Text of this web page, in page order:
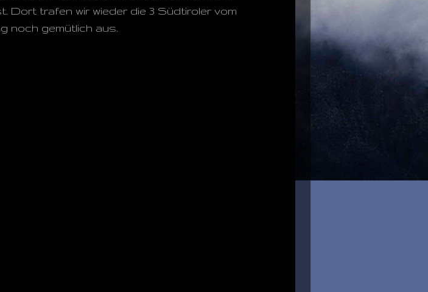
Dort trafen wir wieder die 3 Südtiroler vom
noch gemütlich aus.